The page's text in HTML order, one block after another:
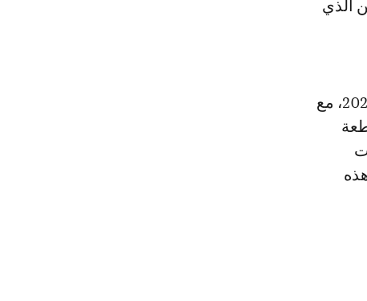
الذي
هذا وأعلنت النقابة عن خوض إضراب لمدة 48 ساعة يومي 17 و18 يونيو 2025، مع
18 يونيو 2025 ومقاطعة